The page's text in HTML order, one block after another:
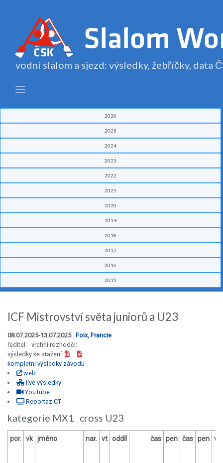
vodní slalom a sjezd: výsledky, žebříčky, data
2026
2025
2024
2023
2022
2021
2020
2019
2018
2017
2016
2015
ICF Mistrovství světa juniorů a U23
08.07.2025-13.07.2025 Foix, Francie
ředitel: vrchní rozhodčí:
výsledky ke stažení:
kompletní výsledky závodu
web
live výsledky
YouTube
Reportaz CT
kategorie MX1 cross U23
por. vk jméno nar. vt oddíl čas pen čas pen